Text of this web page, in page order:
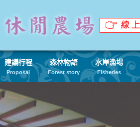
建議行程
Proposal
森林物語
Forest story
水岸漁場
Fisheries